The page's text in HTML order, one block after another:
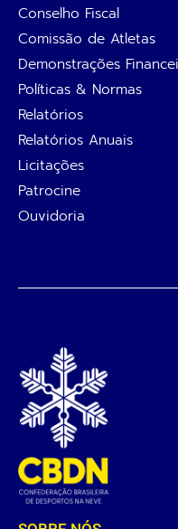
Conselho Fiscal
Comissão de Atletas
Demonstrações
Políticas & Normas
Relatórios
Relatórios Anuais
Licitações
Patrocine
Ouvidoria